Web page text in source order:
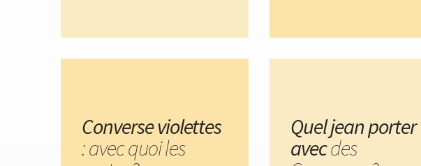
Converse violettes
: avec quoi les
Quel jean porter
avecdes